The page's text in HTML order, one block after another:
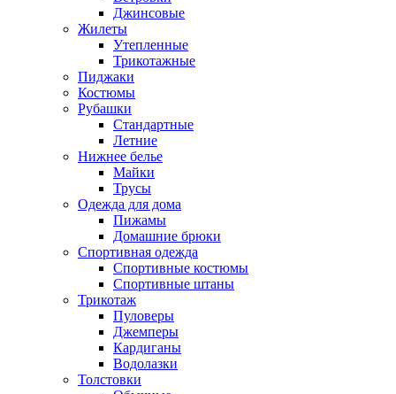
Джинсовые
Жилеты
Утепленные
Трикотажные
Пиджаки
Костюмы
Рубашки
Стандартные
Летние
Нижнее белье
Майки
Трусы
Одежда для дома
Пижамы
Домашние брюки
Спортивная одежда
Спортивные костюмы
Спортивные штаны
Трикотаж
Пуловеры
Джемперы
Кардиганы
Водолазки
Толстовки